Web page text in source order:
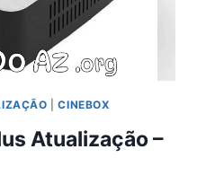
|CINEBOX
Atualização –